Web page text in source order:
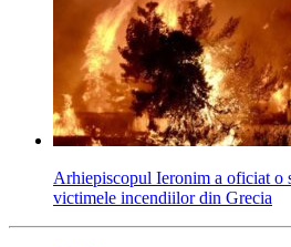
Arhiepiscopul Ieronim a oficiat o
victimele incendiilor din Grecia